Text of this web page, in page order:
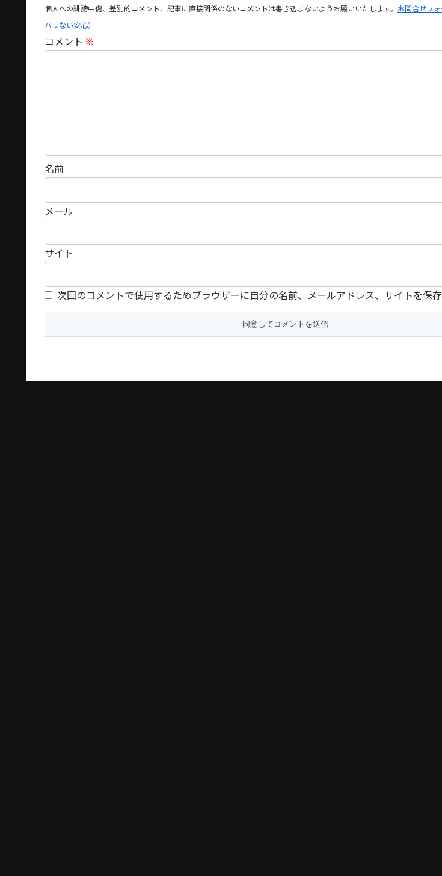
個人への誹謗中傷、差別的コメント、記事に直接関係のないコメントは書き込まないようお願いいたします。 お問合せフ
バレない安心）
コメント ※
名前
メール
サイト
次回のコメントで使用するためブラウザーに自分の名前、メールアドレス、サイトを保存